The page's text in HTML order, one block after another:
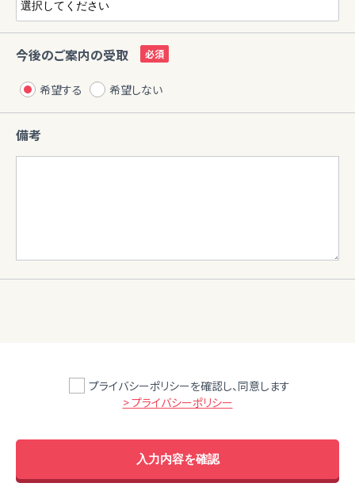
今後のご案内の受取
希望する 希望しない
備考
プライバシーポリシーを確認し、同意します
> プライバシーポリシー
入力内容を確認